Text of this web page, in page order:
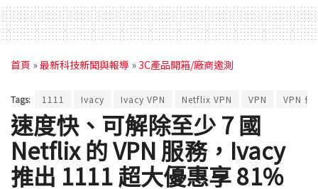
首頁 »最新科技新聞與報導 »3C產品開箱/廠商邀測
Tags: 1111 Ivacy Ivacy VPN Netflix VPN VPN VPN 優
速度快、可解除至少 7 國
Netflix 的 VPN 服務，Ivacy
推出 1111 超大優惠享 81%